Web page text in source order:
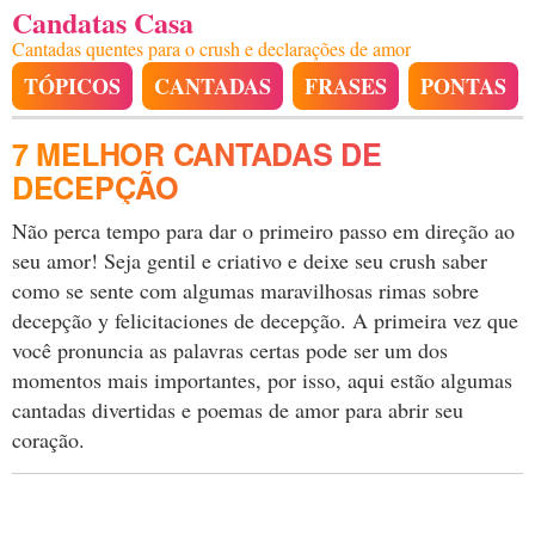
Candatas Casa
Cantadas quentes para o crush e declarações de amor
TÓPICOS CANTADAS FRASES PONTAS
7 MELHOR CANTADAS DE
DECEPÇÃO
Não perca tempo para dar o primeiro passo em direção ao
seu amor! Seja gentil e criativo e deixe seu crush saber
como se sente com algumas maravilhosas rimas sobre
decepção y felicitaciones de decepção. A primeira vez que
você pronuncia as palavras certas pode ser um dos
momentos mais importantes, por isso, aqui estão algumas
cantadas divertidas e poemas de amor para abrir seu
coração.